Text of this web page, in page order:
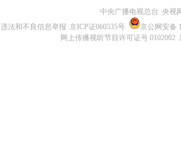
中央广播电视总台 央视
违法和不良信息举报 京ICP证060535号
京公网安备
网上传播视听节目许可证号 0102002